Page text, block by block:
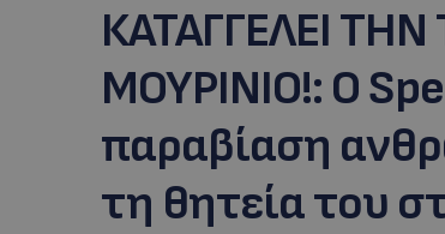
ΚΑΤΑΓΓΕΛΕΙ
ΜΟΥΡΙΝΙΟ!: Ο
παραβίαση
τη θητεία του